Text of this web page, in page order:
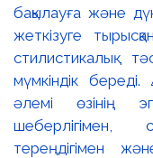
бақылауға және
жеткізуге
стилистикалық
мүмкіндік
әлемі өзінің
тереңдігімен